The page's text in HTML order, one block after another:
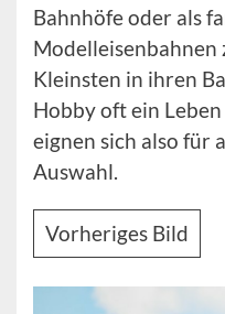
Bahnhöfe oder als
Modelleisenbahnen
Kleinsten in ihren
Hobby oft ein
eignen sich also für
Auswahl.
Vorheriges Bild